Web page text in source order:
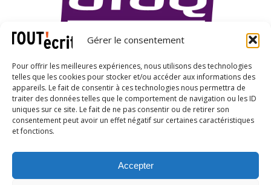
Gérer le consentement
Pour offrir les meilleures expériences, nous utilisons des technologies
telles que les cookies pour stocker et/ou accéder aux informations des
appareils. Le fait de consentir à ces technologies nous permettra de
traiter des données telles que le comportement de navigation ou les ID
uniques sur ce site. Le fait de ne pas consentir ou de retirer son
consentement peut avoir un effet négatif sur certaines caractéristiques
et fonctions.
Accepter
X LinkedIn YouTube